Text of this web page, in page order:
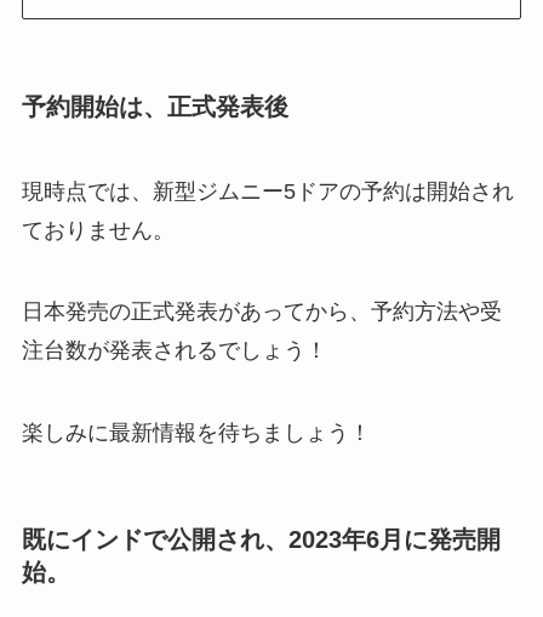
予約開始は、正式発表後
現時点では、新型ジムニー5ドアの予約は開始され
ておりません。
日本発売の正式発表があってから、予約方法や受
注台数が発表されるでしょう！
楽しみに最新情報を待ちましょう！
既にインドで公開され、2023年6月に発売開
始。